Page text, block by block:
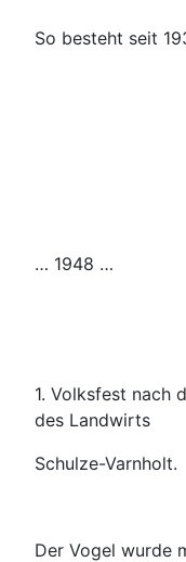
So besteht seit
… 1948 …
1. Volksfest nach
des Landwirts
Schulze-Varnholt.
Der Vogel wurde